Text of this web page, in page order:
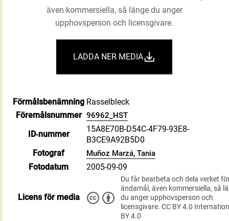
Förmålsbenämning Rasselbleck
Föremålsnummer 96962_HST
ID‑nummer
15A8E70B-D54C-4F79-93E8-
B3CE9A92B5D0
Fotograf
Muñoz Marzá, Tania
Fotodatum 2005-09-09
Licens för media
Du får bearbeta och dela verket
ändamål, även kommersiella, så
du anger upphovsperson och
licensgivare. CC BY 4.0
BY 4.0
även kommersiella, så länge du anger
upphovsperson och licensgivare.
LADDA NER MEDIA